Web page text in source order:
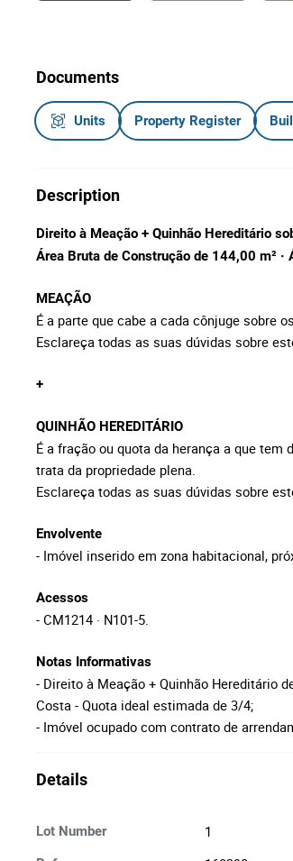
Documents
Units Property Register
Description
Direito à Meação + Quinhão Hereditário
Área Bruta de Construção de 144,00 m² ·
MEAÇÃO
É a parte que cabe a cada cônjuge sobre
Esclareça todas as suas dúvidas sobre
+
QUINHÃO HEREDITÁRIO
É a fração ou quota da herança a que
trata da propriedade plena.
Esclareça todas as suas dúvidas sobre
Envolvente
- Imóvel inserido em zona habitacional,
Acessos
- CM1214 · N101-5.
Notas Informativas
- Direito à Meação + Quinhão Hereditário
Costa - Quota ideal estimada de 3/4;
- Imóvel ocupado com contrato de
Details
Lot Number 1